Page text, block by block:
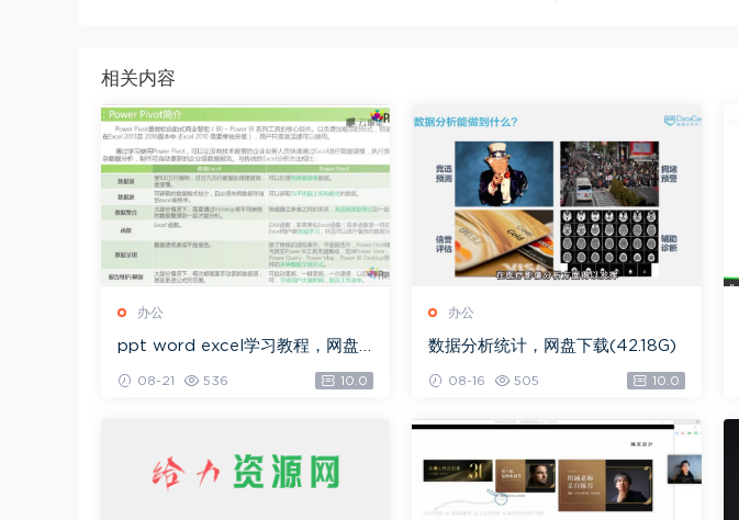
相关内容
办公
ppt word excel学习教程，网盘
08-21 536 10.0
办公
数据分析统计，网盘下载(42.18G)
08-16 505 10.0